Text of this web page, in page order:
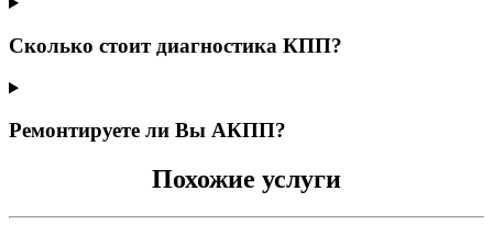
Сколько стоит диагностика КПП?
Ремонтируете ли Вы АКПП?
Похожие услуги